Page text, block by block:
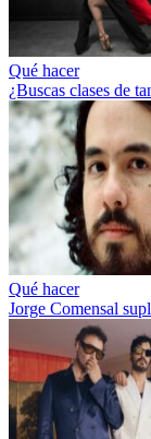
Qué hacer
¿Buscas clases de
Qué hacer
Jorge Comensal